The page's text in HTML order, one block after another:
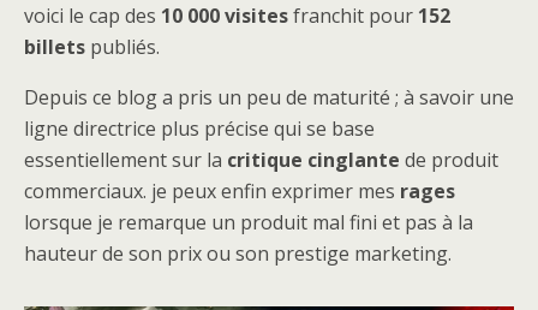
voici le cap des 10 000visitesfranchit pour 152
billets publiés.
Depuis ce blog a pris un peu de maturité ; à savoir une
ligne directrice plus précise qui se base
essentiellement sur la critique cinglante de produit
commerciaux. je peux enfin exprimer mes rages
lorsque je remarque un produit mal fini et pas à la
hauteur de son prix ou son prestige marketing.